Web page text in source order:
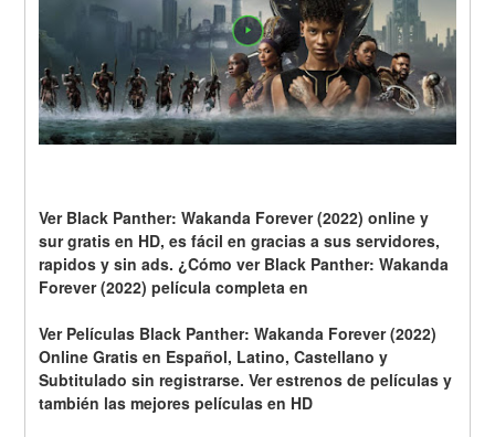
Ver Black Panther: Wakanda Forever (2022) online y
sur gratis en HD, es fácil en gracias a sus servidores,
rapidos y sin ads. ¿Cómo ver Black Panther: Wakanda
Forever (2022) película completa en
Ver Películas Black Panther: Wakanda Forever (2022)
Online Gratis en Español, Latino, Castellano y
Subtitulado sin registrarse. Ver estrenos de películas y
también las mejores películas en HD